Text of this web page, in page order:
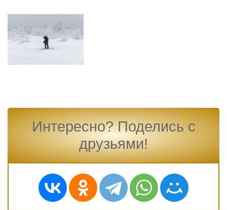
Интересно? Поделись с
друзьями!